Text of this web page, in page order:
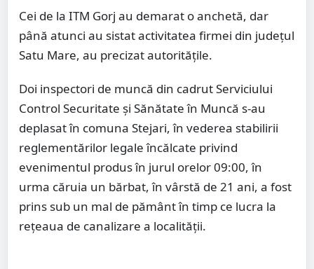
Cei de la ITM Gorj au demarat o anchetă, dar
până atunci au sistat activitatea firmei din județul
Satu Mare, au precizat autoritățile.
Doi inspectori de muncă din cadrut Serviciului
Control Securitate şi Sănătate în Muncă s-au
deplasat în comuna Stejari, în vederea stabilirii
reglementărilor legale încălcate privind
evenimentul produs în jurul orelor 09:00, în
urma căruia un bărbat, în vârstă de 21 ani, a fost
prins sub un mal de pământ în timp ce lucra la
reţeaua de canalizare a localităţii.